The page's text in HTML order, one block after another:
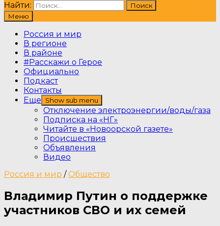
Найти:
Меню
Россия и мир
В регионе
В районе
#Расскажи о Герое
Официально
Подкаст
Контакты
Еще
Show sub menu
Отключение электроэнергии/воды/газа
Подписка на «НГ»
Читайте в «Новоорской газете»
Происшествия
Объявления
Видео
Россия и мир /Общество
Владимир Путин о поддержке
участников СВО и их семей